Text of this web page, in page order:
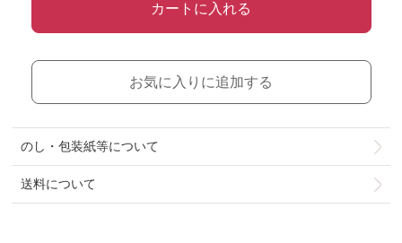
カートに入れる
お気に入りに追加する
のし・包装紙等について
送料について